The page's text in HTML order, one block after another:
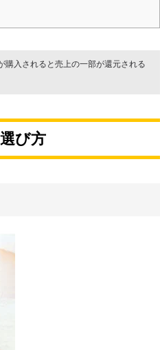
購入されると売上の一部が還元される
び方